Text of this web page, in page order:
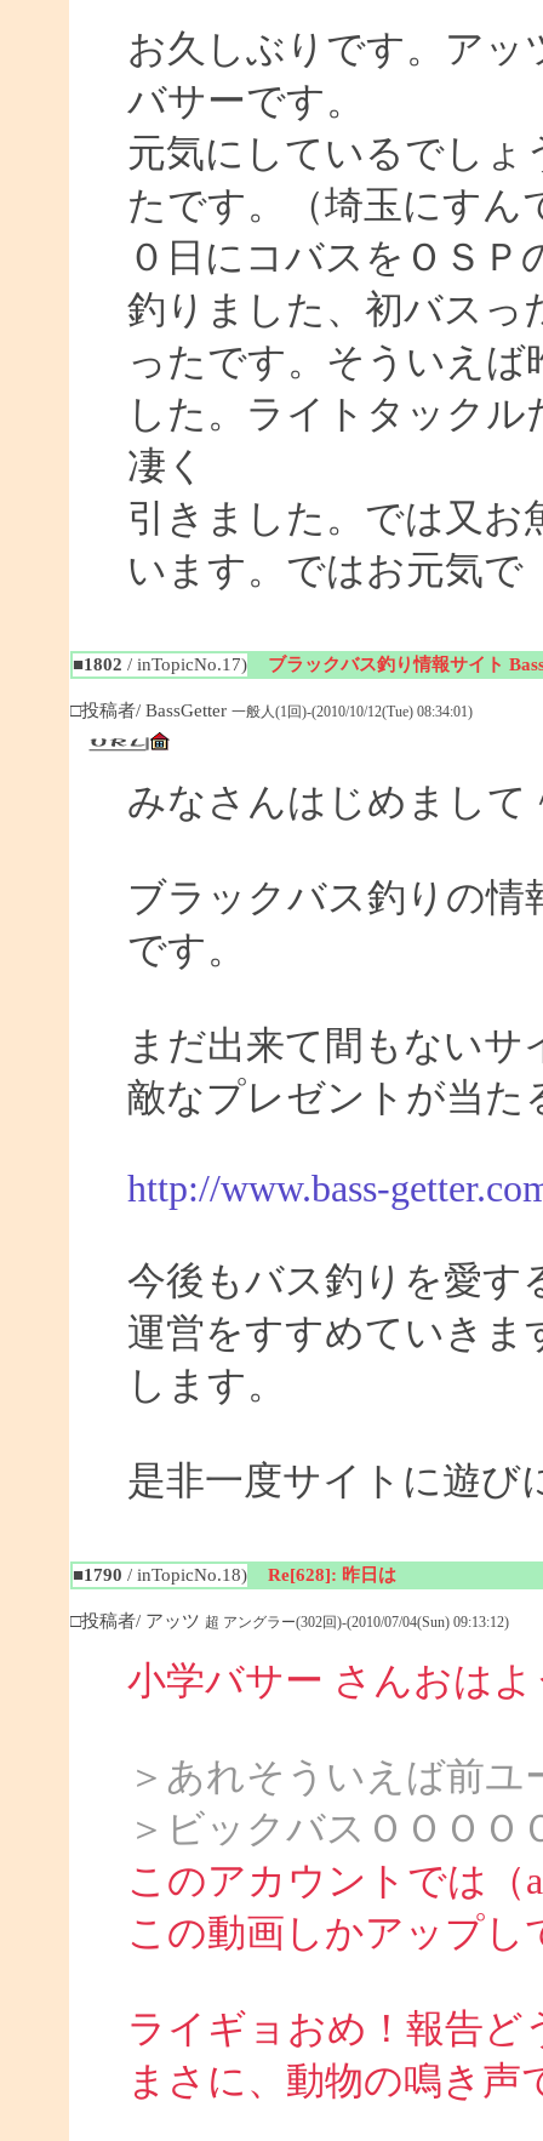
お久しぶりです。アッ
バサーです。
元気にしているでしょ
たです。（埼玉にすん
０日にコバスをＯＳ
釣りました、初バスっ
ったです。そういえ
した。ライトタック
凄く
引きました。では又お
います。ではお元気で
■1802 / inTopicNo.17) ブラックバス釣り情報サイト
□投稿者/ BassGetter 一般人(1回)-(2010/10/12(Tue) 08:34:01)
みなさんはじめまして
ブラックバス釣りの情
です。
まだ出来て間もないサ
敵なプレゼントが当た
http://www.bass-
今後もバス釣りを愛す
運営をすすめていきま
します。
是非一度サイトに遊び
■1790 / inTopicNo.18) Re[628]: 昨日は
□投稿者/ アッツ 超 アングラー(302回)-(2010/07/04(Sun) 09:13:12)
小学バサー さんおは
＞あれそういえば前
＞ビックバスＯＯＯ
このアカウントでは（
この動画しかアップし
ライギョおめ！報告ど
まさに、動物の鳴き声